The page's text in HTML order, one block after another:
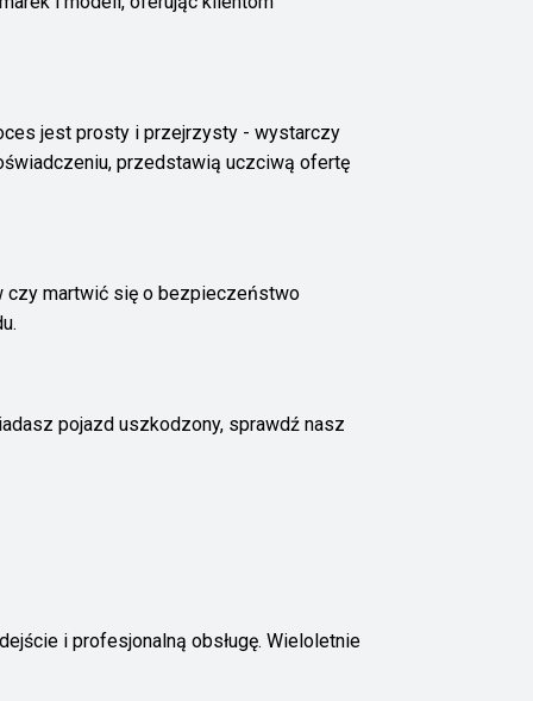
jest prosty i przejrzysty - wystarczy
przedstawią uczciwą ofertę
czy martwić się o bezpieczeństwo
pojazd uszkodzony, sprawdź nasz
i profesjonalną obsługę. Wieloletnie